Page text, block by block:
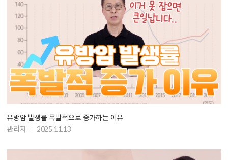
유방암 발생률 폭발적으로 증가하는 이유
관리자
2025.11.13